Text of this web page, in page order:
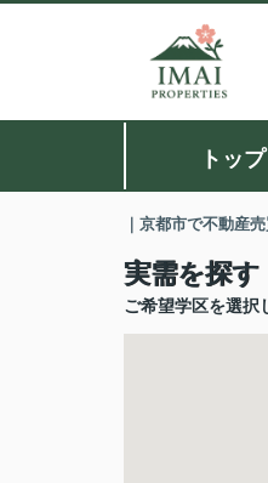
トップ
｜京都市で不動産
実需を探す
ご希望学区を選択